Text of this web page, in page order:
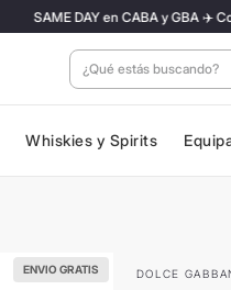
SAME DAY en CABA y GBA ✈️
¿Qué estás
Whiskies y Spirits
ENVIO GRATIS DOLCE